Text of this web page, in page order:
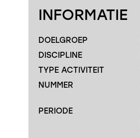
INFORMATIE
DOELGROEP
DISCIPLINE
TYPE ACTIVITEIT
NUMMER
PERIODE